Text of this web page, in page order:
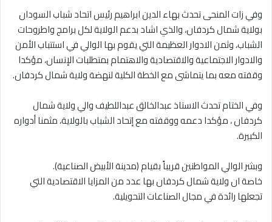
وفي زات المنحى تحدث بهاء الدين ابراهيم رئيس اتحاد شباب السودان
بولاية شمال كردفان، والذي اشاد بدعم الولاية لكل برامج واطروحات
الشباب، وثمن الادوار العظيمة التي يقوم بها الوالي في استتباب الأمن
والادوار الاجتماعية والاقتصادية والاهتمام بمتطلبات الإنسان، مؤكدا
وقفته معه بما يتماشى مع الخطة الكلية لنهضة ولاية شمال كردفان.
وفي الختام تحدث الاستاذ عبدالخالق عبداللطيف والي ولاية شمال
كردفان ، مؤكدا دعمه ووقفته مع إتحاد الشباب بالولاية، مثمنا أدواره
الكبيرة.
وبشر الوالي المواطنين قريباً بقيام (مدينة الأبيض الصناعية).
خاصة ان ولاية شمال كردفان بها عدد من المزايا الاقتصادية التي
تجعلها رائدة في مجال الصناعات التحويلية.